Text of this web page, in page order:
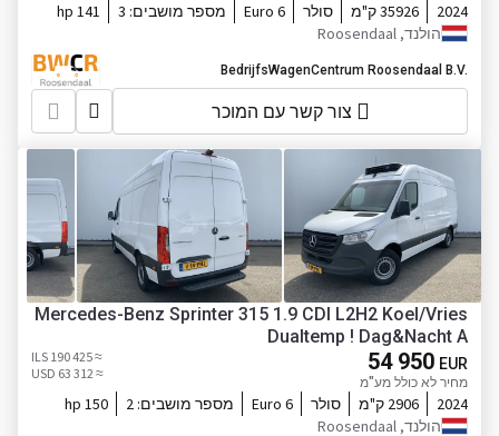
2024 35926 ק"מ סולר Euro 6 מספר מושבים: 3
141 hp
הולנד, Roosendaal
BedrijfsWagenCentrum Roosendaal B.V.
צור קשר עם המוכר
Mercedes-Benz Sprinter 315 1.9 CDI L2H2 Koel/Vries
Dualtemp ! Dag&Nacht A
54 950 EUR
מחיר לא כולל מע"מ
≈ 190 425 ILS
≈ 63 312 USD
2024 2906 ק"מ סולר Euro 6 מספר מושבים: 2
150 hp
הולנד, Roosendaal